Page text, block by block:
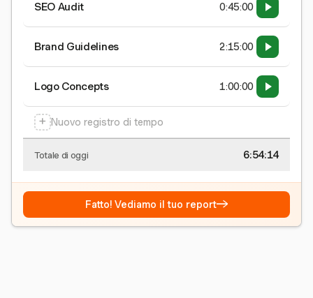
SEO Audit 0:45:00
Brand Guidelines 2:15:00
Logo Concepts 1:00:00
+ Nuovo registro di tempo
Totale di oggi 6:54:15
Fatto! Vediamo il tuo report→